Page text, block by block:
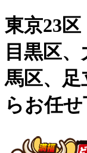
東京23
目黒区
馬区、
らお任